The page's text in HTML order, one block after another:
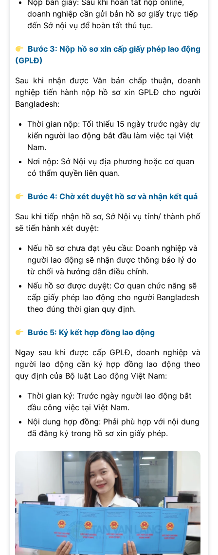
Nộp bản giấy: Sau khi hoàn tất nộp online,
doanh nghiệp cần gửi bản hồ sơ giấy trực tiếp
đến Sở nội vụ để hoàn tất thủ tục.
Bước 3: Nộp hồ sơ xin cấp giấy phép lao động
(GPLĐ)
Sau khi nhận được Văn bản chấp thuận, doanh
nghiệp tiến hành nộp hồ sơ xin GPLĐ cho người
Bangladesh:
Thời gian nộp: Tối thiểu 15 ngày trước ngày dự
kiến người lao động bắt đầu làm việc tại Việt
Nam.
Nơi nộp: Sở Nội vụ địa phương hoặc cơ quan
có thẩm quyền liên quan.
Bước 4: Chờ xét duyệt hồ sơ và nhận kết quả
Sau khi tiếp nhận hồ sơ, Sở Nội vụ tỉnh/ thành phố
sẽ tiến hành xét duyệt:
Nếu hồ sơ chưa đạt yêu cầu: Doanh nghiệp và
người lao động sẽ nhận được thông báo lý do
từ chối và hướng dẫn điều chỉnh.
Nếu hồ sơ được duyệt: Cơ quan chức năng sẽ
cấp giấy phép lao động cho người Bangladesh
theo đúng thời gian quy định.
Bước 5: Ký kết hợp đồng lao động
Ngay sau khi được cấp GPLĐ, doanh nghiệp và
người lao động cần ký hợp đồng lao động theo
quy định của Bộ luật Lao động Việt Nam:
Thời gian ký: Trước ngày người lao động bắt
đầu công việc tại Việt Nam.
Nội dung hợp đồng: Phải phù hợp với nội dung
đã đăng ký trong hồ sơ xin giấy phép.